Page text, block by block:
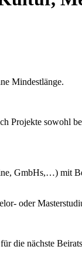
Mindestlänge.
Projekte sowohl
GmbHs,…) mit
oder
die nächste